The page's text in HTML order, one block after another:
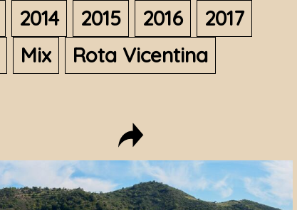
2014 2015 2016
2017
Mix
Rota Vicentina